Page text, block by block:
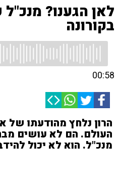
לאן הגענו? מנכ"ל
בקורונה
00:58
הרון נלחץ מהודעתו של
העולם. הם לא עושים
מנכ"ל. הוא לא יכול